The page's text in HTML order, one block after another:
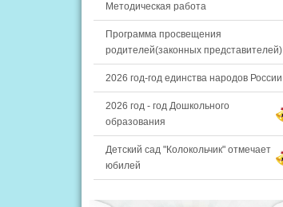
Методическая работа
Программа просвещения
родителей(законных представителей)
2026 год-год единства народов России
2026 год - год Дошкольного
образования
Детский сад "Колокольчик" отмечает
юбилей